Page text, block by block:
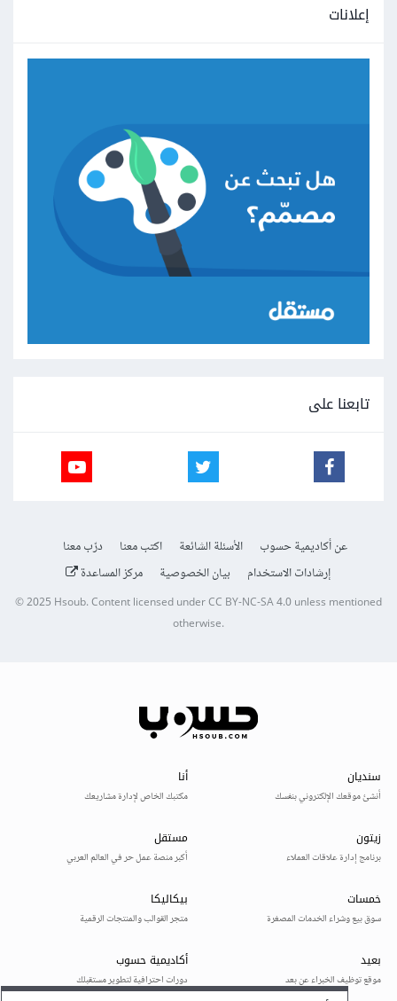
إعلانات
تابعنا على
عن أكاديمية حسوب الأسئلة الشائعة اكتب معنا
درّب معنا
إرشادات الاستخدام
بيان الخصوصية مركز المساعدة
© 2025Hsoub.Content licensed underCC BY-NC-SA 4.0unless mentioned
otherwise.